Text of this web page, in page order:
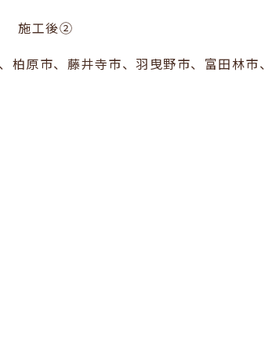
施工後②
柏原市、藤井寺市、羽曳野市、富田林